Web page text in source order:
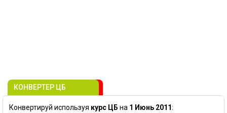
КОНВЕРТЕР ЦБ
Конвертируй используя курс ЦБ на 1 Июнь 2011: